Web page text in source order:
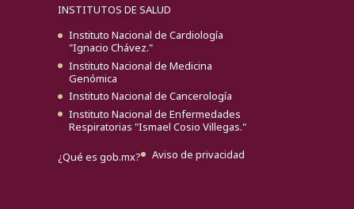
INSTITUTOS DE SALUD
Instituto Nacional de Cardiología
"Ignacio Chávez."
Instituto Nacional de Medicina
Genómica
Instituto Nacional de Cancerología
Instituto Nacional de Enfermedades
Respiratorias "Ismael Cosio Villegas."
¿Qué es gob.mx? Aviso de privacidad